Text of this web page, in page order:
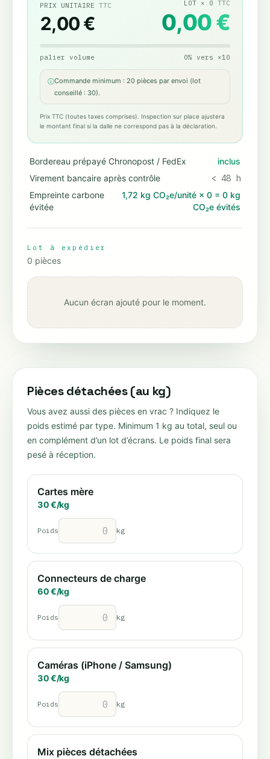
PRIX UNITAIRE TTC
2,00 €
LOT × 0 TTC
0,00 €
palier volume 0% vers ×10
ⓘCommande minimum : 20 pièces par envoi (lot
conseillé : 30).
Prix TTC (toutes taxes comprises). Inspection sur place ajustera
le montant final si la dalle ne correspond pas à la déclaration.
Bordereau prépayé Chronopost / FedEx
inclus
Virement bancaire après contrôle
< 48 h
Empreinte carbone
évitée
1,72 kg CO₂e/unité × 0 = 0 kg
CO₂e évités
Lot à expédier
0 pièces
Aucun écran ajouté pour le moment.
Pièces détachées (au kg)
Vous avez aussi des pièces en vrac ? Indiquez le
poids estimé par type. Minimum 1 kg au total, seul ou
en complément d’un lot d’écrans. Le poids final sera
pesé à réception.
Cartes mère
30€/kg
Poids kg
Connecteurs de charge
60€/kg
Poids kg
Caméras (iPhone / Samsung)
30€/kg
Poids kg
Mix pièces détachées